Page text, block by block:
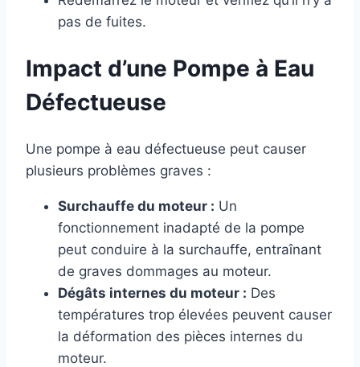
pas de fuites.
Impact d’une Pompe à Eau
Défectueuse
Une pompe à eau défectueuse peut causer
plusieurs problèmes graves :
Surchauffe du moteur : Un
fonctionnement inadapté de la pompe
peut conduire à la surchauffe, entraînant
de graves dommages au moteur.
Dégâts internes du moteur : Des
températures trop élevées peuvent causer
la déformation des pièces internes du
moteur.